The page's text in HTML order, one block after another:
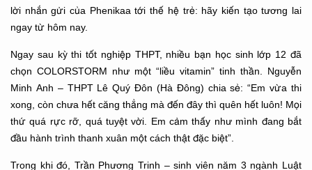
lời nhắn gửi của Phenikaa tới thế hệ trẻ: hãy kiến tạo tương lai
ngay từ hôm nay.
Ngay sau kỳ thi tốt nghiệp THPT, nhiều bạn học sinh lớp 12 đã
chọn COLORSTORM như một “liều vitamin” tinh thần. Nguyễn
Minh Anh – THPT Lê Quý Đôn (Hà Đông) chia sẻ: “Em vừa thi
xong, còn chưa hết căng thẳng mà đến đây thì quên hết luôn! Mọi
thứ quá rực rỡ, quá tuyệt vời. Em cảm thấy như mình đang bắt
đầu hành trình thanh xuân một cách thật đặc biệt”.
Trong khi đó, Trần Phương Trinh – sinh viên năm 3 ngành Luật